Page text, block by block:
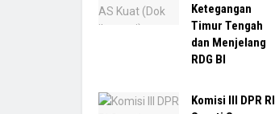
Ketegangan
Timur Tengah
dan Menjelang
RDG BI
Komisi III DPR RI